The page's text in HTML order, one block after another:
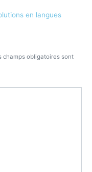
en langues
champs obligatoires sont